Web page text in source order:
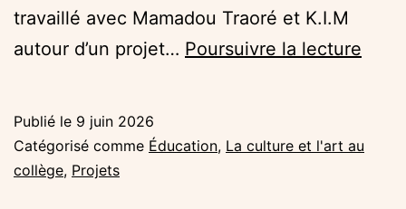
travaillé avec Mamadou Traoré et K.I.M
autour d’un projet… Poursuivre la lecture
l’Art
Publié le 9 juin 2026
Catégorisé comme Éducation, La culture et l'art au
collège, Projets